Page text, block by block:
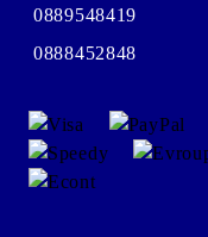
0889548419
0888452848